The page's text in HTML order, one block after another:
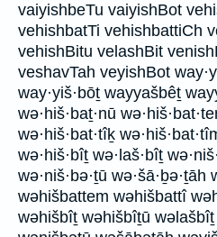
vaiyishbeTu vaiyishBot
vehishbatTi vehishbattiCh
vehishBitu velashBit
veshavTah veyishBot
way·yiš·bōṯ wayyašbêṯ
wə·hiš·baṯ·nū
wə·hiš·bat·tîḵ
wə·hiš·bîṯ wə·laš·bîṯ
wə·niš·bə·ṯū
wəhišbattem wəhišbattî
wəhišbîṯ wəhišbîṯū